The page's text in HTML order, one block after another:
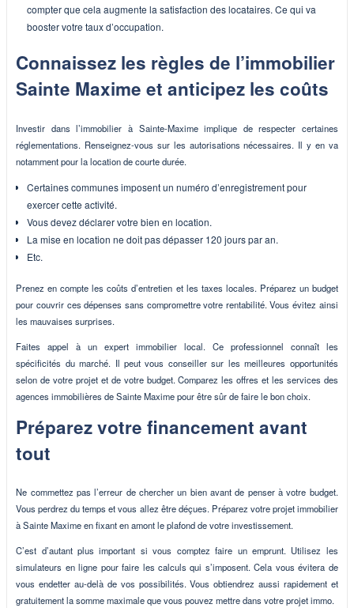
compter que cela augmente la satisfaction des locataires. Ce qui va
booster votre taux d’occupation.
Connaissez les règles de l’immobilier
Sainte Maxime et anticipez les coûts
Investir dans l’immobilier à Sainte-Maxime implique de respecter certaines
réglementations. Renseignez-vous sur les autorisations nécessaires. Il y en va
notamment pour la location de courte durée.
Certaines communes imposent un numéro d’enregistrement pour
exercer cette activité.
Vous devez déclarer votre bien en location.
La mise en location ne doit pas dépasser 120 jours par an.
Etc.
Prenez en compte les coûts d’entretien et les taxes locales. Préparez un budget
pour couvrir ces dépenses sans compromettre votre rentabilité. Vous évitez ainsi
les mauvaises surprises.
Faites appel à un expert immobilier local. Ce professionnel connaît les
spécificités du marché. Il peut vous conseiller sur les meilleures opportunités
selon de votre projet et de votre budget. Comparez les offres et les services des
agences immobilières de Sainte Maxime pour être sûr de faire le bon choix.
Préparez votre financement avant
tout
Ne commettez pas l’erreur de chercher un bien avant de penser à votre budget.
Vous perdrez du temps et vous allez être déçues. Préparez votre projet immobilier
à Sainte Maxime en fixant en amont le plafond de votre investissement.
C’est d’autant plus important si vous comptez faire un emprunt. Utilisez les
simulateurs en ligne pour faire les calculs qui s’imposent. Cela vous évitera de
vous endetter au-delà de vos possibilités. Vous obtiendrez aussi rapidement et
gratuitement la somme maximale que vous pouvez mettre dans votre projet immo.